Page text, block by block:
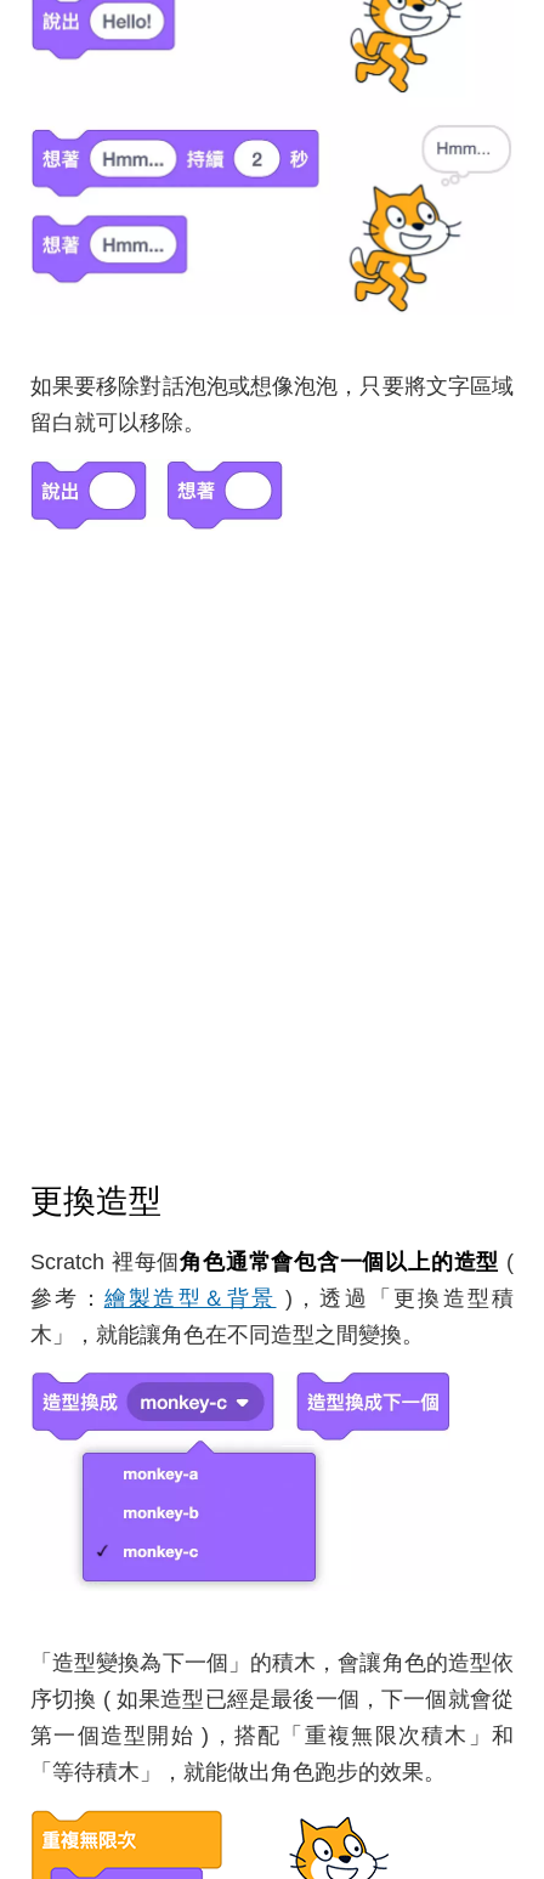
如果要移除對話泡泡或想像泡泡，只要將文字區域
留白就可以移除。
更換造型
Scratch 裡每個角色通常會包含一個以上的造型 (
參考： 繪製造型＆背景 )，透過「更換造型積
木」，就能讓角色在不同造型之間變換。
「造型變換為下一個」的積木，會讓角色的造型依
序切換 ( 如果造型已經是最後一個，下一個就會從
第一個造型開始 )，搭配「重複無限次積木」和
「等待積木」，就能做出角色跑步的效果。